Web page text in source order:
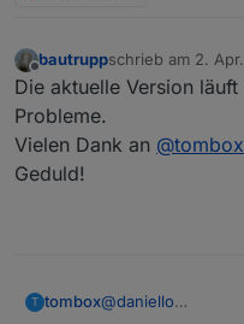
Offline
bautruppschrieb am 2.
zuletzt editiert von
Die aktuelle Version
Probleme.
Vielen Dank an @tombox
Geduld!
T tombox@daniello